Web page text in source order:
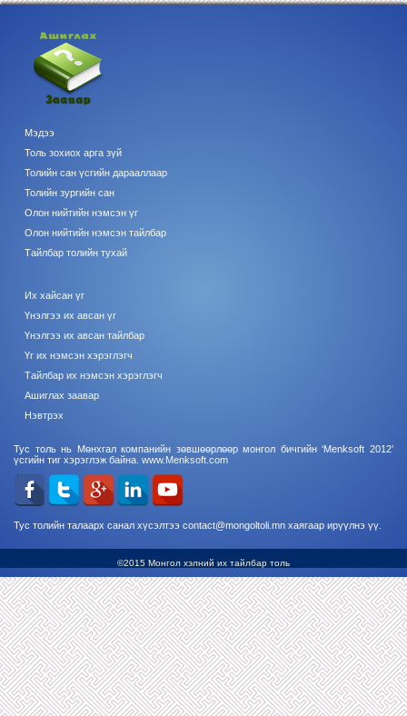
Мэдээ
Толь зохиох арга зүй
Толийн сан үсгийн дарааллаар
Толийн зургийн сан
Олон нийтийн нэмсэн үг
Олон нийтийн нэмсэн тайлбар
Тайлбар толийн тухай
Их хайсан үг
Үнэлгээ их авсан үг
Үнэлгээ их авсан тайлбар
Үг их нэмсэн хэрэглэгч
Тайлбар их нэмсэн хэрэглэгч
Ашиглах заавар
Нэвтрэх
Тус толь нь Мөнхгал компанийн зөвшөөрлөөр монгол бичгийн ‘Menksoft 2012’
үсгийн тиг хэрэглэж байна. www.Menksoft.com
Тус толийн талаарх санал хүсэлтээ contact@mongoltoli.mn хаягаар ирүүлнэ үү.
©2015 Монгол хэлний их тайлбар толь